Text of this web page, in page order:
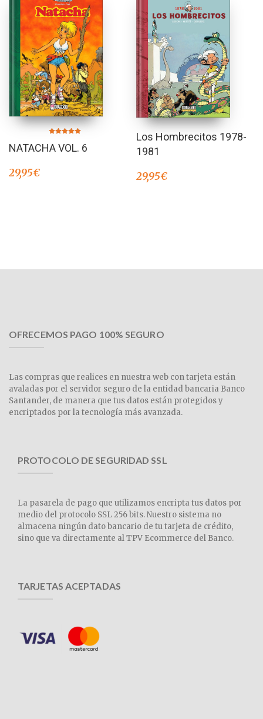
5.00
de 5
NATACHA VOL. 6
29,95€
Los Hombrecitos 1978-
1981
29,95€
OFRECEMOS PAGO 100% SEGURO
Las compras que realices en nuestra web con tarjeta están
avaladas por el servidor seguro de la entidad bancaria Banco
Santander, de manera que tus datos están protegidos y
encriptados por la tecnología más avanzada.
PROTOCOLO DE SEGURIDAD SSL
La pasarela de pago que utilizamos encripta tus datos por
medio del protocolo SSL 256 bits. Nuestro sistema no
almacena ningún dato bancario de tu tarjeta de crédito,
sino que va directamente al TPV Ecommerce del Banco.
TARJETAS ACEPTADAS